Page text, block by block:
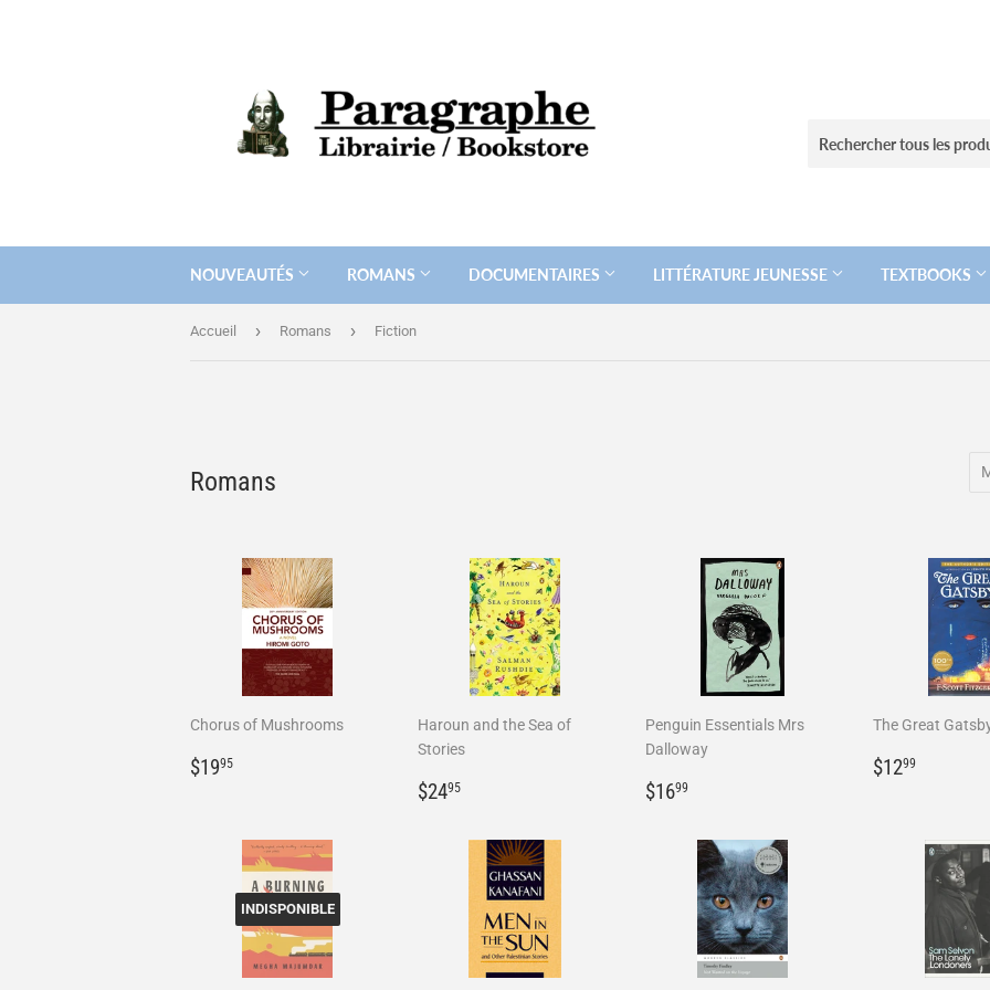
NOUVEAUTÉS ROMANS DOCUMENTAIRES LITTÉRATURE JEUNESSE TEXTBOOKS
Accueil › Romans › Fiction
Romans
Chorus of Mushrooms
Prix
$1995
Haroun and the Sea of
Stories
Prix
$2495
Penguin Essentials Mrs
Dalloway
Prix
$1699
The Great
Prix
$1299
INDISPONIBLE